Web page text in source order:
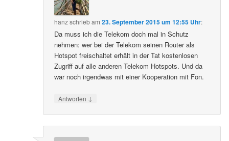
hanzschriebam23. September 2015 um 12:55 Uhr:
Da muss ich die Telekom doch mal in Schutz
nehmen: wer bei der Telekom seinen Router als
Hotspot freischaltet erhält in der Tat kostenlosen
Zugriff auf alle anderen Telekom Hotspots. Und da
war noch irgendwas mit einer Kooperation mit Fon.
Antworten ↓